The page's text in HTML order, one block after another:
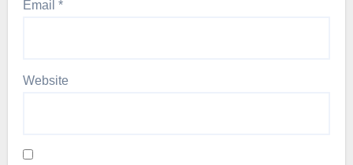
Email *
Website